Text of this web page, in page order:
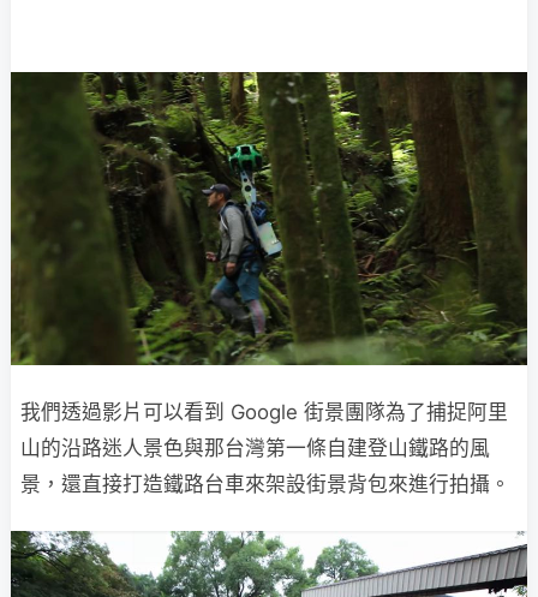
我們透過影片可以看到 Google 街景團隊為了捕捉阿里
山的沿路迷人景色與那台灣第一條自建登山鐵路的風
景，還直接打造鐵路台車來架設街景背包來進行拍攝。